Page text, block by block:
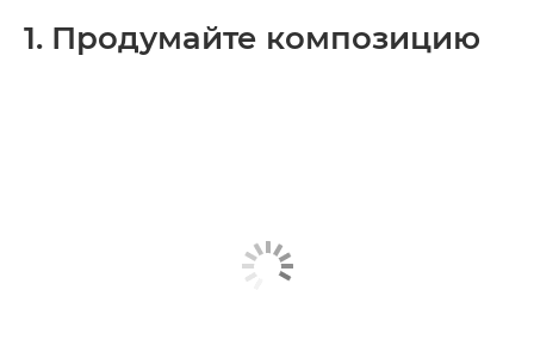
1. Продумайте композицию